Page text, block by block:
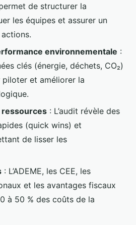
de structurer la
les équipes et assurer un
environnementale :
clés (énergie, déchets, CO₂)
et améliorer la
: L’audit révèle des
(quick wins) et
de lisser les
: L’ADEME, les CEE, les
et les avantages fiscaux
à 50 % des coûts de la